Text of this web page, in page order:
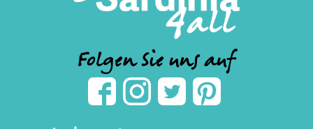
Folgen Sie uns auf